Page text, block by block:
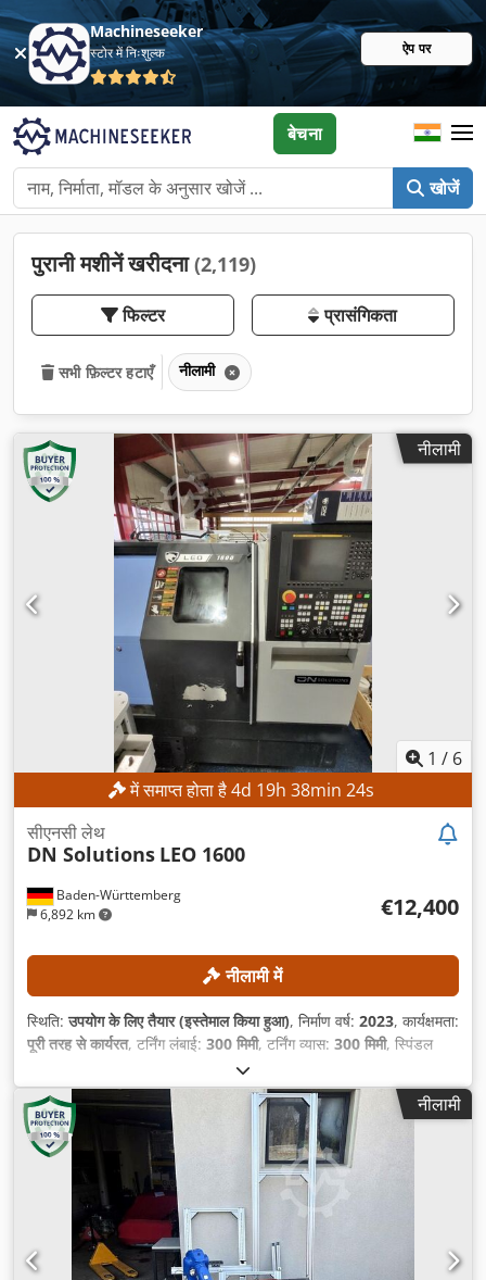
Machineseeker
स्टोर में निःशुल्क ऐप पर
खोजें
बेचना
पुरानी मशीनें खरीदना(2,119)
फिल्टर प्रासंगिकता
सभी फ़िल्टर हटाएँ नीलामी
नीलामी
1 / 6
में समाप्त होता है4d 19h 38min 21s
Baden-Württemberg
6,892 km
सीएनसी लेथ
DN Solutions LEO 1600
€12,400
नीलामी में
स्थिति:उपयोग के लिए तैयार (इस्तेमाल किया हुआ), निर्माण वर्ष: 2023, कार्यक्षमता:
पूरी तरह से कार्यरत, टर्निंग लंबाई: 300 मिमी, टर्निंग व्यास: 300 मिमी, स्पिंडल
4,500 आरपीएम
CNC,
नीलामी